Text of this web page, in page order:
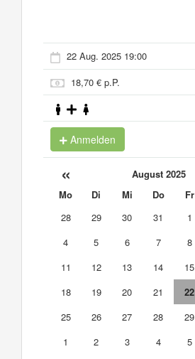
22 Aug. 2025 19:00
18,70 € p.P.
Anmelden
« August 2025
Mo Di Mi Do Fr
28
29 30 31 1
4
5 6 7 8
11
12 13 14 15
18
19 20 21 22
25
26 27 28 29
1
2 3 4 5